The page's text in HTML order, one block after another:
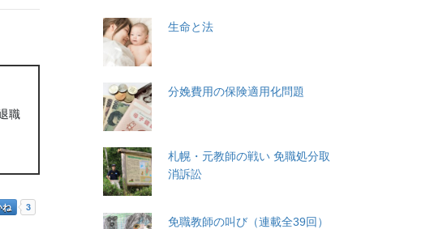
職
ね 3
生命と法
分娩費用の保険適用化問題
札幌・元教師の戦い 免職処分取
消訴訟
免職教師の叫び（連載全39回）